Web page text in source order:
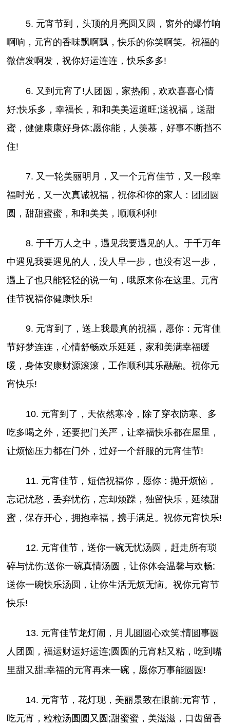
5. 元宵节到，头顶的月亮圆又圆，窗外的爆竹响
啊响，元宵的香味飘啊飘，快乐的你笑啊笑。祝福的
微信发啊发，祝你好运连连，快乐多多!
6. 又到元宵了!人团圆，家热闹，欢欢喜喜心情
好;快乐多，幸福长，和和美美运道旺;送祝福，送甜
蜜，健健康康好身体;愿你能，人羡慕，好事不断挡不
住!
7. 又一轮美丽明月，又一个元宵佳节，又一段幸
福时光，又一次真诚祝福，祝你和你的家人：团团圆
圆，甜甜蜜蜜，和和美美，顺顺利利!
8. 于千万人之中，遇见我要遇见的人。于千万年
中遇见我要遇见的人，没人早一步，也没有迟一步，
遇上了也只能轻轻的说一句，哦原来你在这里。元宵
佳节祝福你健康快乐!
9. 元宵到了，送上我最真的祝福，愿你：元宵佳
节好梦连连，心情舒畅欢乐延延，家和美满幸福暖
暖，身体安康财源滚滚，工作顺利其乐融融。祝你元
宵快乐!
10. 元宵到了，天依然寒冷，除了穿衣防寒、多
吃多喝之外，还要把门关严，让幸福快乐都在屋里，
让烦恼压力都在门外，过好一个舒服的元宵佳节!
11. 元宵佳节，短信祝福你，愿你：抛开烦恼，
忘记忧愁，丢弃忧伤，忘却烦躁，独留快乐，延续甜
蜜，保存开心，拥抱幸福，携手满足。祝你元宵快乐!
12. 元宵佳节，送你一碗无忧汤圆，赶走所有琐
碎与忧伤;送你一碗真情汤圆，让你体会温馨与欢畅;
送你一碗快乐汤圆，让你生活无烦无恼。祝你元宵节
快乐!
13. 元宵佳节龙灯闹，月儿圆圆心欢笑;情圆事圆
人团圆，福运财运好运连;圆圆的元宵粘又粘，吃到嘴
里甜又甜;幸福的元宵再来一碗，愿你万事能圆圆!
14. 元宵节，花灯现，美丽景致在眼前;元宵节，
吃元宵，粒粒汤圆圆又圆;甜蜜蜜，美滋滋，口齿留香